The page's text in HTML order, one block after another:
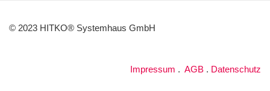
© 2023 HITKO® Systemhaus GmbH
Impressum . AGB . Datenschutz